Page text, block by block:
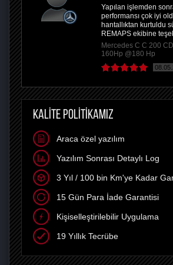
Yapılan işlemden
performansı çok iyi
hantallıktan kurtuldu
REMAPS ekibine
Mercedes C C 200
160Hp @180 Hp
KALİTE POLİTİKAMIZ
Araca özel yazılım
Yazılım Sonrası Detaylı Log
3 Yıl / 100 bin Km'ye Kadar
15 Gün Para İade Garantisi
Kişiselleştirilebilir Uygulama
19 Yıllık Tecrübe